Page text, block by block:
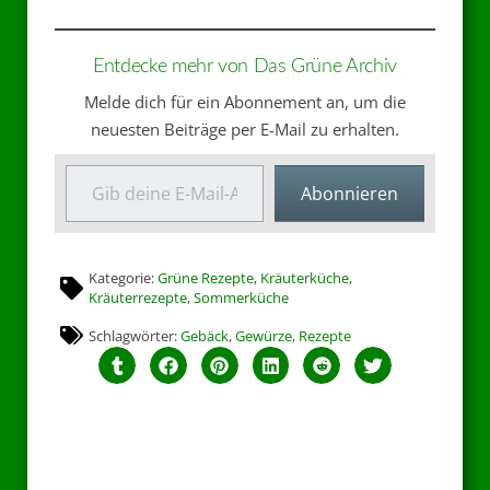
Entdecke mehr von Das Grüne Archiv
Melde dich für ein Abonnement an, um die
neuesten Beiträge per E-Mail zu erhalten.
Abonnieren
Kategorie:Grüne Rezepte, Kräuterküche,
Kräuterrezepte,Sommerküche
Schlagwörter:Gebäck,Gewürze, Rezepte